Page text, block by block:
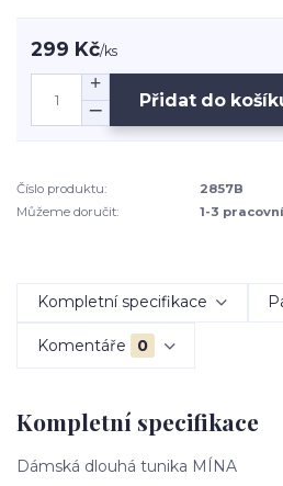
299 Kč/ks
Přidat do
Číslo produktu:
2857B
Můžeme doručit:
1-3
Kompletní specifikace
Komentáře 0
Kompletní specifikace
Dámská dlouhá tunika MÍNA